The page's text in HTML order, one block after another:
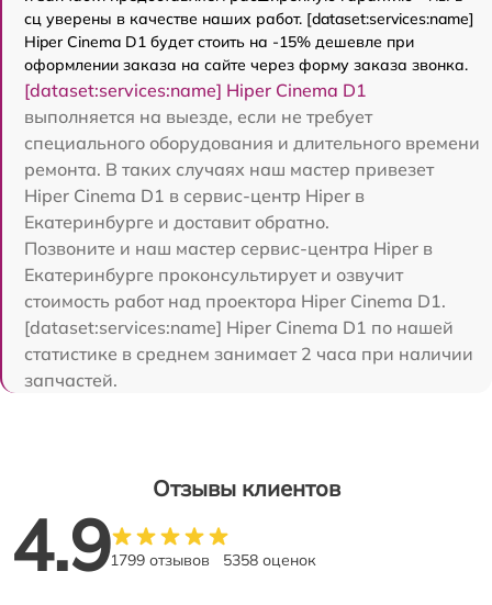
сц уверены в качестве наших работ. [dataset:services:name]
Hiper Cinema D1 будет стоить на -15% дешевле при
оформлении заказа на сайте через форму заказа звонка.
[dataset:services:name] Hiper Cinema D1
выполняется на выезде, если не требует
специального оборудования и длительного времени
ремонта. В таких случаях наш мастер привезет
Hiper Cinema D1 в сервис-центр Hiper в
Екатеринбурге и доставит обратно.
Позвоните и наш мастер сервис-центра Hiper в
Екатеринбурге проконсультирует и озвучит
стоимость работ над проектора Hiper Cinema D1.
[dataset:services:name] Hiper Cinema D1 по нашей
статистике в среднем занимает 2 часа при наличии
запчастей.
Отзывы клиентов
4.91799 отзывов 5358 оценок